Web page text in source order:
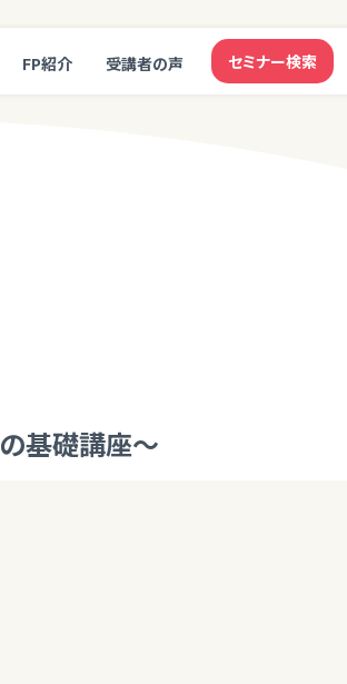
FP紹介 受講者の声 セミナー検索
基礎講座～